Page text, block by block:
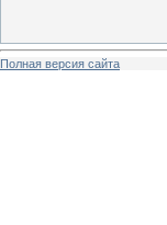
Полная версия сайта